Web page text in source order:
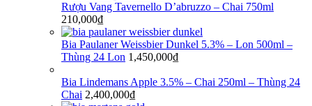
Rượu Vang Tavernello D’abruzzo – Chai 750ml
210,000₫
Bia Paulaner Weissbier Dunkel 5.3% – Lon 500ml –
Thùng 24 Lon 1,450,000₫
Bia Lindemans Apple 3.5% – Chai 250ml – Thùng 24
Chai 2,400,000₫